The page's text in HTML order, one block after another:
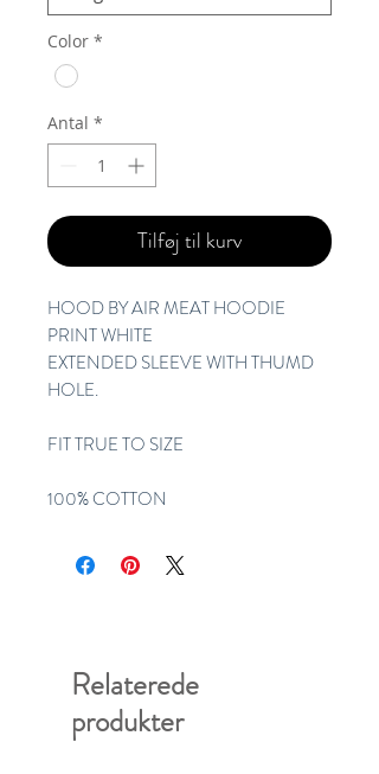
Color *
Antal *
Tilføj til kurv
HOOD BY AIR MEAT HOODIE
PRINT WHITE
EXTENDED SLEEVE WITH THUMD
HOLE.
FIT TRUE TO SIZE
100% COTTON
Relaterede
produkter